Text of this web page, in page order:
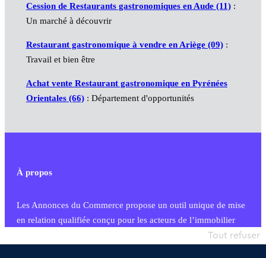
Cession de Restaurants gastronomiques en Aude (11):
Un marché à découvrir
Restaurant gastronomique à vendre en Ariège (09):
Travail et bien être
Achat vente Restaurant gastronomique en Pyrénées
Orientales (66): Département d'opportunités
À propos
Les Annonces du Commerce propose un outil unique de mise
en relation qualifiée conçu pour les acteurs de l’immobilier
commercial et les collectivités territoriales, simple et intégrant
Tout refuser